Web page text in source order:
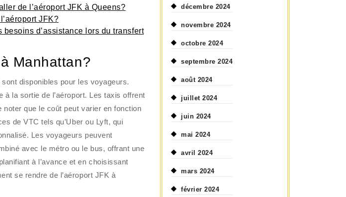
de l’aéroport JFK à Queens?
JFK?
d’assistance lors du transfert
Manhattan?
disponibles pour les voyageurs.
à la sortie de l’aéroport. Les taxis offrent
que le coût peut varier en fonction
de VTC tels qu’Uber ou Lyft, qui
Les voyageurs peuvent
avec le métro ou le bus, offrant une
à l’avance et en choisissant
se rendre de l’aéroport JFK à
décembre 2024
novembre 2024
octobre 2024
septembre 2024
août 2024
juillet 2024
juin 2024
mai 2024
avril 2024
mars 2024
février 2024